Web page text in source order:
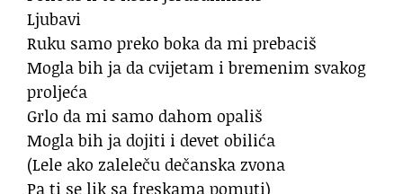
Ljubavi
Ruku samo preko boka da mi prebaciš
Mogla bih ja da cvijetam i bremenim svakog
proljeća
Grlo da mi samo dahom opališ
Mogla bih ja dojiti i devet obilića
(Lele ako zaleleču dečanska zvona
Pa ti se lik sa freskama pomuti)